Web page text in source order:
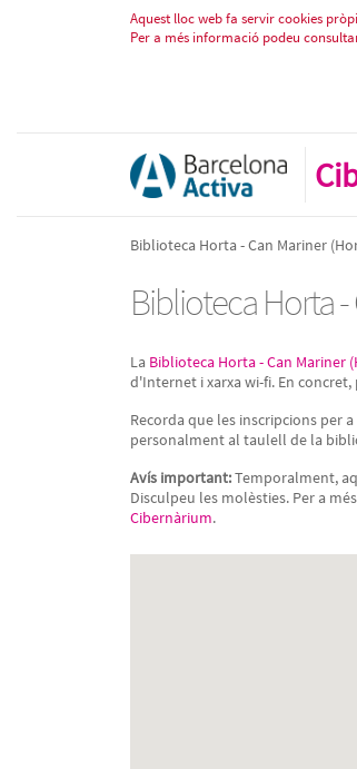
Biblioteca Horta -
Aquest lloc web fa servir cookies
Per a més informació podeu
Biblioteca Horta - Can Mariner
Biblioteca Horta
La Biblioteca Horta - Can Mariner
d'Internet i xarxa wi-fi. En
Recorda que les inscripcions per
personalment al taulell de la
Avís important:Temporalment,
Disculpeu les molèsties. Per a
Cibernàrium.